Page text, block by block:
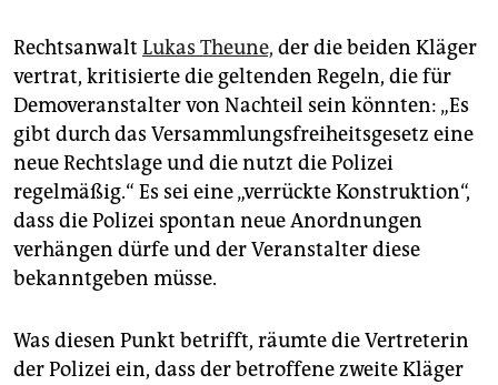
Rechtsanwalt Lukas Theune, der die beiden Kläger
vertrat, kritisierte die geltenden Regeln, die für
Demoveranstalter von Nachteil sein könnten: „Es
gibt durch das Versammlungsfreiheitsgesetz eine
neue Rechtslage und die nutzt die Polizei
regelmäßig.“ Es sei eine „verrückte Konstruktion“,
dass die Polizei spontan neue Anordnungen
verhängen dürfe und der Veranstalter diese
bekanntgeben müsse.
Was diesen Punkt betrifft, räumte die Vertreterin
der Polizei ein, dass der betroffene zweite Kläger